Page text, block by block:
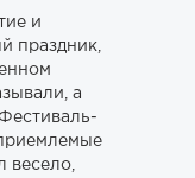
и
праздник,
а
весело,